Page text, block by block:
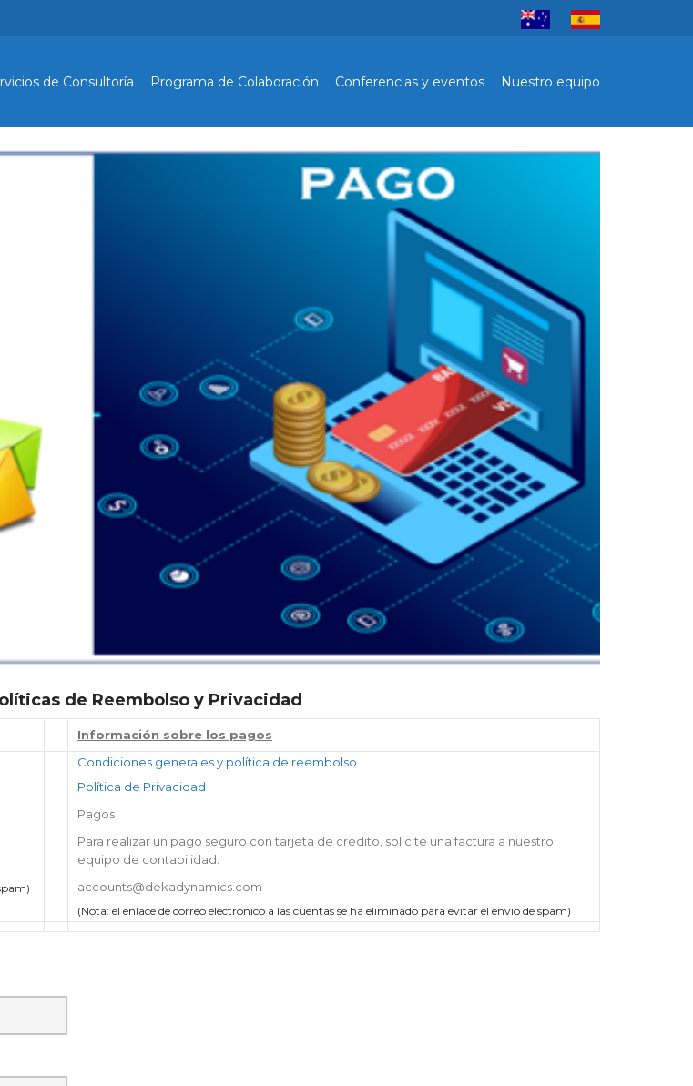
de Consultoría Programa de Colaboración Conferencias y eventos Nuestro equipo
de Reembolso y Privacidad
Información sobre los pagos
Condiciones generales y política de reembolso
Política de Privacidad
Pagos
Para realizar un pago seguro con tarjeta de crédito, solicite una factura a nuestro
equipo de contabilidad.
accounts@dekadynamics.com
(Nota: el enlace de correo electrónico a las cuentas se ha eliminado para evitar el envío de spam)